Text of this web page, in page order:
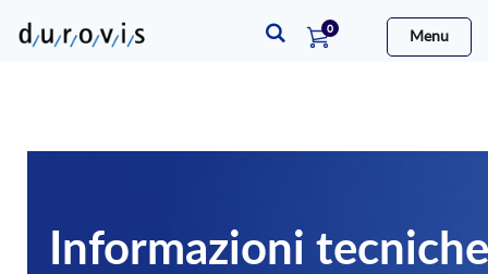
0elementi
Menu
Informazioni tecniche
Temperamento
Dopo la formatura a freddo, tutte